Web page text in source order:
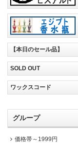
【本日のセール品】
SOLD OUT
ワックスコード
グループ
価格帯～1999円